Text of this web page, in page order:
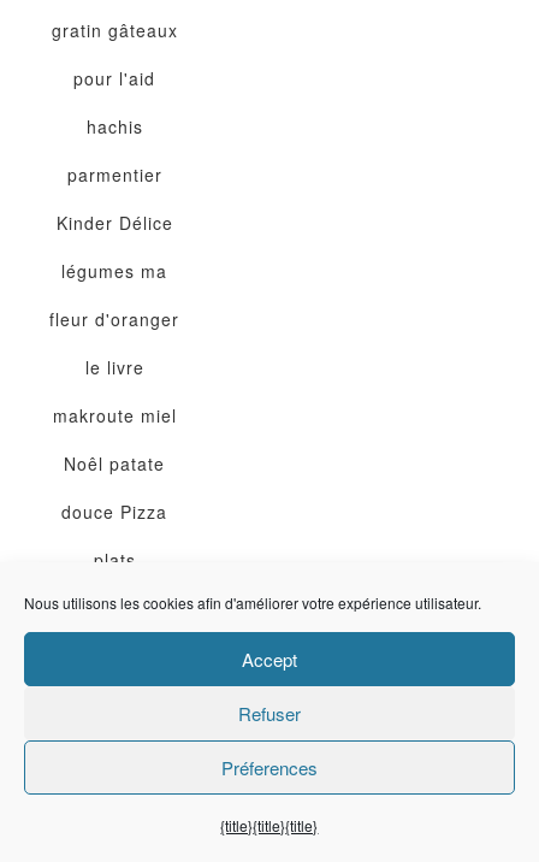
gratin gâteaux
pour l'aid
hachis
parmentier
Kinder Délice
légumes ma
fleur d'oranger
le livre
makroute miel
Noêl patate
douce Pizza
plats
principaux et
Pomme de
Nous utilisons les cookies afin d'améliorer votre expérience utilisateur.
Accept
Refuser
Préferences
{title}{title}{title}